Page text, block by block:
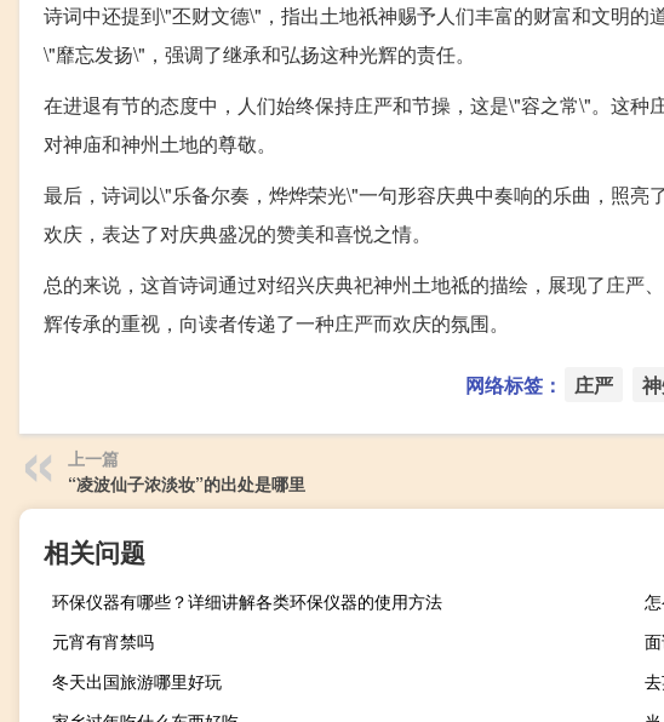
诗词中还提到\"丕财文德\"，指出土地祇神赐予人们丰富的财富和文明
\"靡忘发扬\"，强调了继承和弘扬这种光辉的责任。
在进退有节的态度中，人们始终保持庄严和节操，这是\"容之常\"。这
对神庙和神州土地的尊敬。
最后，诗词以\"乐备尔奏，烨烨荣光\"一句形容庆典中奏响的乐曲，照
欢庆，表达了对庆典盛况的赞美和喜悦之情。
总的来说，这首诗词通过对绍兴庆典祀神州土地祗的描绘，展现了庄严
辉传承的重视，向读者传递了一种庄严而欢庆的氛围。
网络标签： 庄严
上一篇
“凌波仙子浓淡妆”的出处是哪里
相关问题
环保仪器有哪些？详细讲解各类环保仪器的使用方法
元宵有宵禁吗
冬天出国旅游哪里好玩